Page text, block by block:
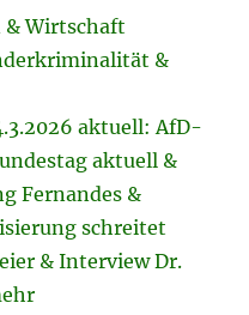
& Wirtschaft
&
aktuell: AfD-
aktuell &
Fernandes &
schreitet
& Interview Dr.